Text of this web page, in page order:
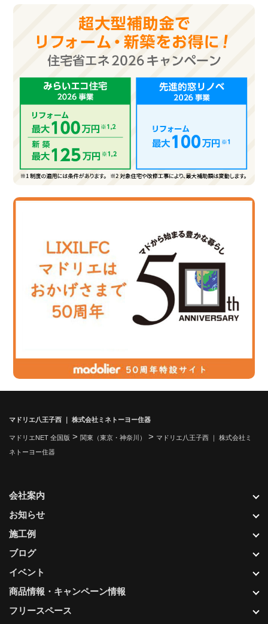
マドリエ八王子西 ｜ 株式会社ミネトーヨー住器
マドリエNET 全国版 > 関東（東京・神奈川） > マドリエ八王子西 ｜ 株式会社ミ
ネトーヨー住器
会社案内
お知らせ
施工例
ブログ
イベント
商品情報・キャンペーン情報
フリースペース